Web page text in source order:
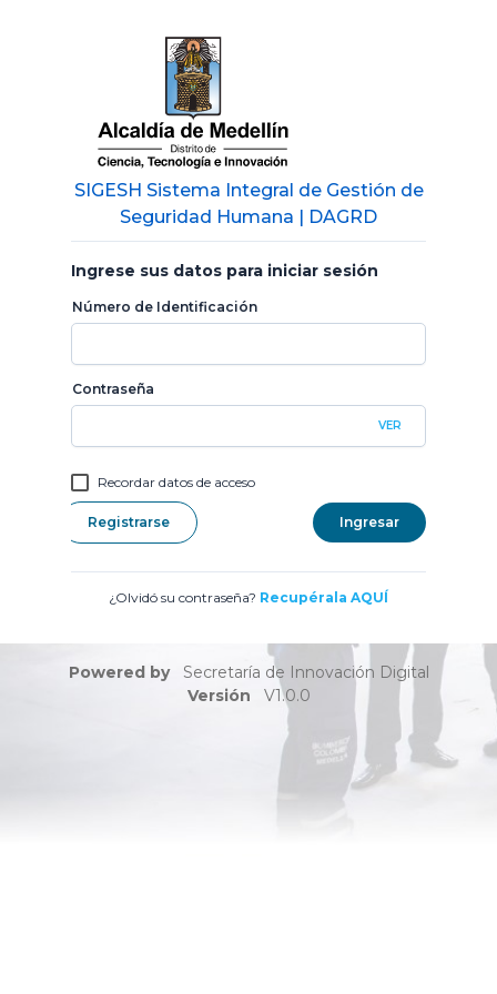
SIGESH Sistema Integral de Gestión de
Seguridad Humana | DAGRD
Ingrese sus datos para iniciar sesión
Número de Identificación
VER
Contraseña
Recordar datos de acceso
Registrarse Ingresar
¿Olvidó su contraseña? Recupérala AQUÍ
Powered by
Secretaría de Innovación Digital
Versión
V1.0.0